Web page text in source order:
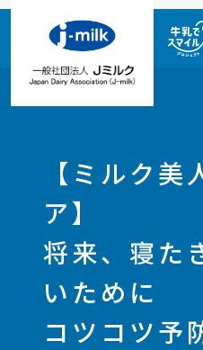
【ミルク
ア】
将来、寝た
いために
コツコツ予